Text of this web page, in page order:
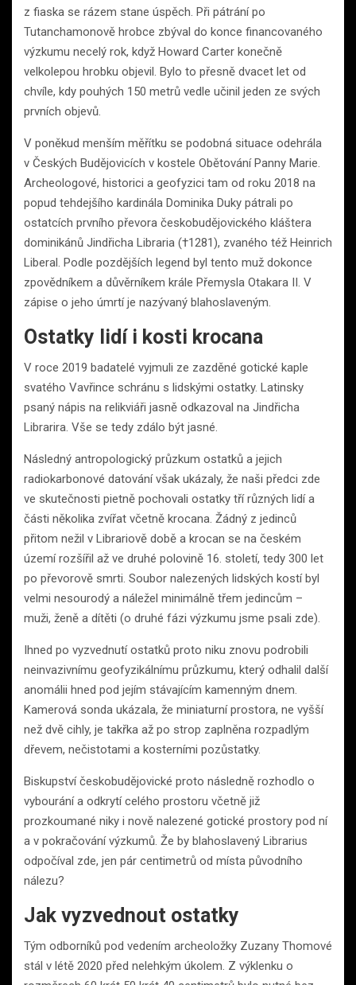
z fiaska se rázem stane úspěch. Při pátrání po
Tutanchamonově hrobce zbýval do konce financovaného
výzkumu necelý rok, když Howard Carter konečně
velkolepou hrobku objevil. Bylo to přesně dvacet let od
chvíle, kdy pouhých 150 metrů vedle učinil jeden ze svých
prvních objevů.
V poněkud menším měřítku se podobná situace odehrála
v Českých Budějovicích v kostele Obětování Panny Marie.
Archeologové, historici a geofyzici tam od roku 2018 na
popud tehdejšího kardinála Dominika Duky pátrali po
ostatcích prvního převora českobudějovického kláštera
dominikánů Jindřicha Libraria (†1281), zvaného též Heinrich
Liberal. Podle pozdějších legend byl tento muž dokonce
zpovědníkem a důvěrníkem krále Přemysla Otakara II. V
zápise o jeho úmrtí je nazývaný blahoslaveným.
Ostatky lidí i kosti krocana
V roce 2019 badatelé vyjmuli ze zazděné gotické kaple
svatého Vavřince schránu s lidskými ostatky. Latinsky
psaný nápis na relikviáři jasně odkazoval na Jindřicha
Librarira. Vše se tedy zdálo být jasné.
Následný antropologický průzkum ostatků a jejich
radiokarbonové datování však ukázaly, že naši předci zde
ve skutečnosti pietně pochovali ostatky tří různých lidí a
části několika zvířat včetně krocana. Žádný z jedinců
přitom nežil v Librariově době a krocan se na českém
území rozšířil až ve druhé polovině 16. století, tedy 300 let
po převorově smrti. Soubor nalezených lidských kostí byl
velmi nesourodý a náležel minimálně třem jedincům –
muži, ženě a dítěti (o druhé fázi výzkumu jsme psali zde).
Ihned po vyzvednutí ostatků proto niku znovu podrobili
neinvazivnímu geofyzikálnímu průzkumu, který odhalil další
anomálii hned pod jejím stávajícím kamenným dnem.
Kamerová sonda ukázala, že miniaturní prostora, ne vyšší
než dvě cihly, je takřka až po strop zaplněna rozpadlým
dřevem, nečistotami a kosterními pozůstatky.
Biskupství českobudějovické proto následně rozhodlo o
vybourání a odkrytí celého prostoru včetně již
prozkoumané niky i nově nalezené gotické prostory pod ní
a v pokračování výzkumů. Že by blahoslavený Librarius
odpočíval zde, jen pár centimetrů od místa původního
nálezu?
Jak vyzvednout ostatky
Tým odborníků pod vedením archeoložky Zuzany Thomové
stál v létě 2020 před nelehkým úkolem. Z výklenku o